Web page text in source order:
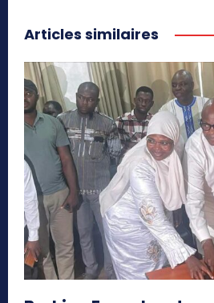
Articles similaires